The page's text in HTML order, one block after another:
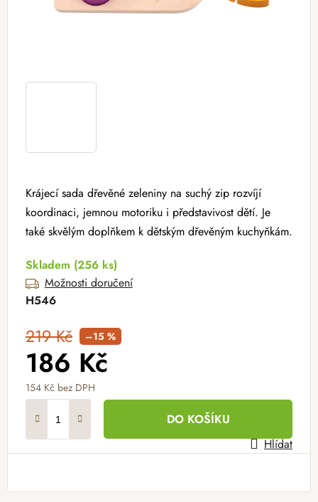
Krájecí sada dřevěné zeleniny na suchý zip rozvíjí
koordinaci, jemnou motoriku i představivost dětí. Je
také skvělým doplňkem k dětským dřevěným kuchyňkám.
Skladem (256 ks)
Možnosti doručení
H546
219 Kč –15 %
186 Kč
154 Kč bez DPH
DO KOŠÍKU
Hlídat